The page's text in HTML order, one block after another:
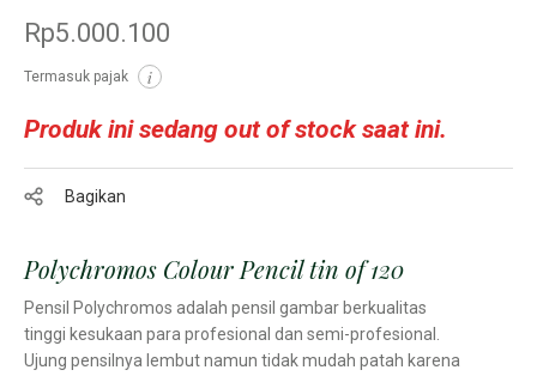
Rp5.000.100
Termasuk pajak i
Produk ini sedang out of stock saat ini.
Bagikan
Polychromos Colour Pencil tin of 120
Pensil Polychromos adalah pensil gambar berkualitas
tinggi kesukaan para profesional dan semi-profesional.
Ujung pensilnya lembut namun tidak mudah patah karena